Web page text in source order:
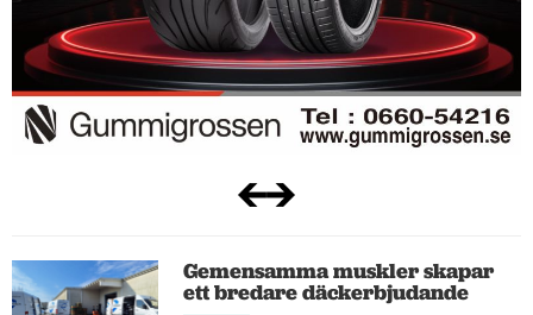
Gemensamma muskler skapar
ett bredare däckerbjudande